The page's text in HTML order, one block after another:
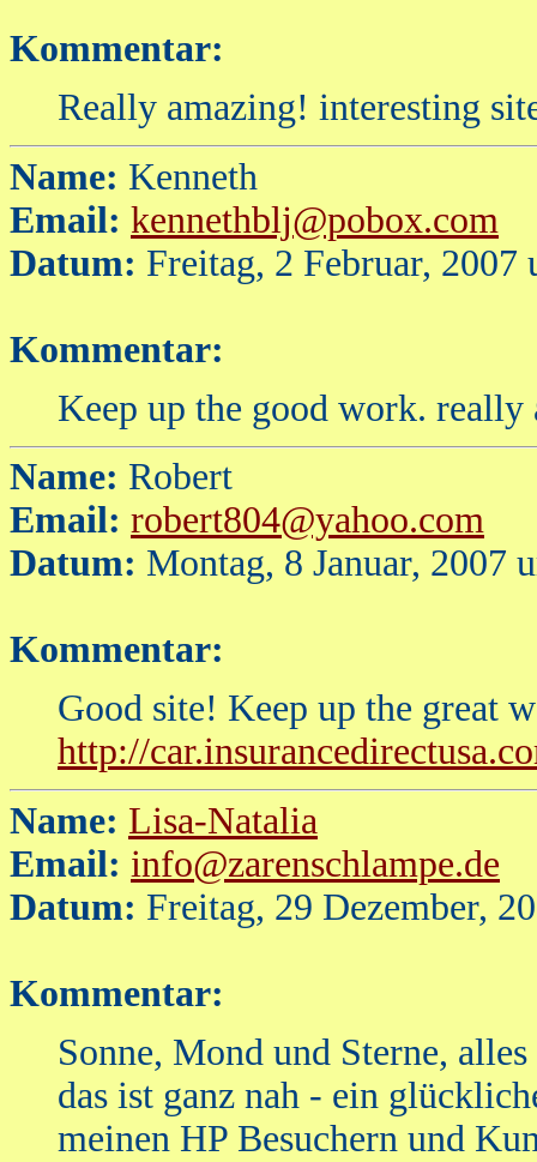
Kommentar:
Really amazing! interesting
Name: Kenneth
Email: kennethblj@pobox.com
Datum: Freitag, 2 Februar, 2007
Kommentar:
Keep up the good work.
Name: Robert
Email: robert804@yahoo.com
Datum: Montag, 8 Januar, 2007
Kommentar:
Good site! Keep up the great
http://
Name: Lisa-Natalia
Email: info@zarenschlampe.de
Datum: Freitag, 29 Dezember,
Kommentar:
Sonne, Mond und Sterne,
das ist ganz nah - ein
meinen HP Besuchern und